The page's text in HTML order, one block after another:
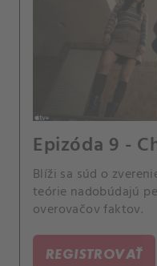
Epizóda 9 -
Blíži sa súd o
teórie nadobúdajú
overovačov faktov.
REGISTROVAŤ